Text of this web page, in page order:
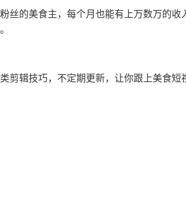
丝的美食主，每个月也能有上万数万的收
剪辑技巧，不定期更新，让你跟上美食短